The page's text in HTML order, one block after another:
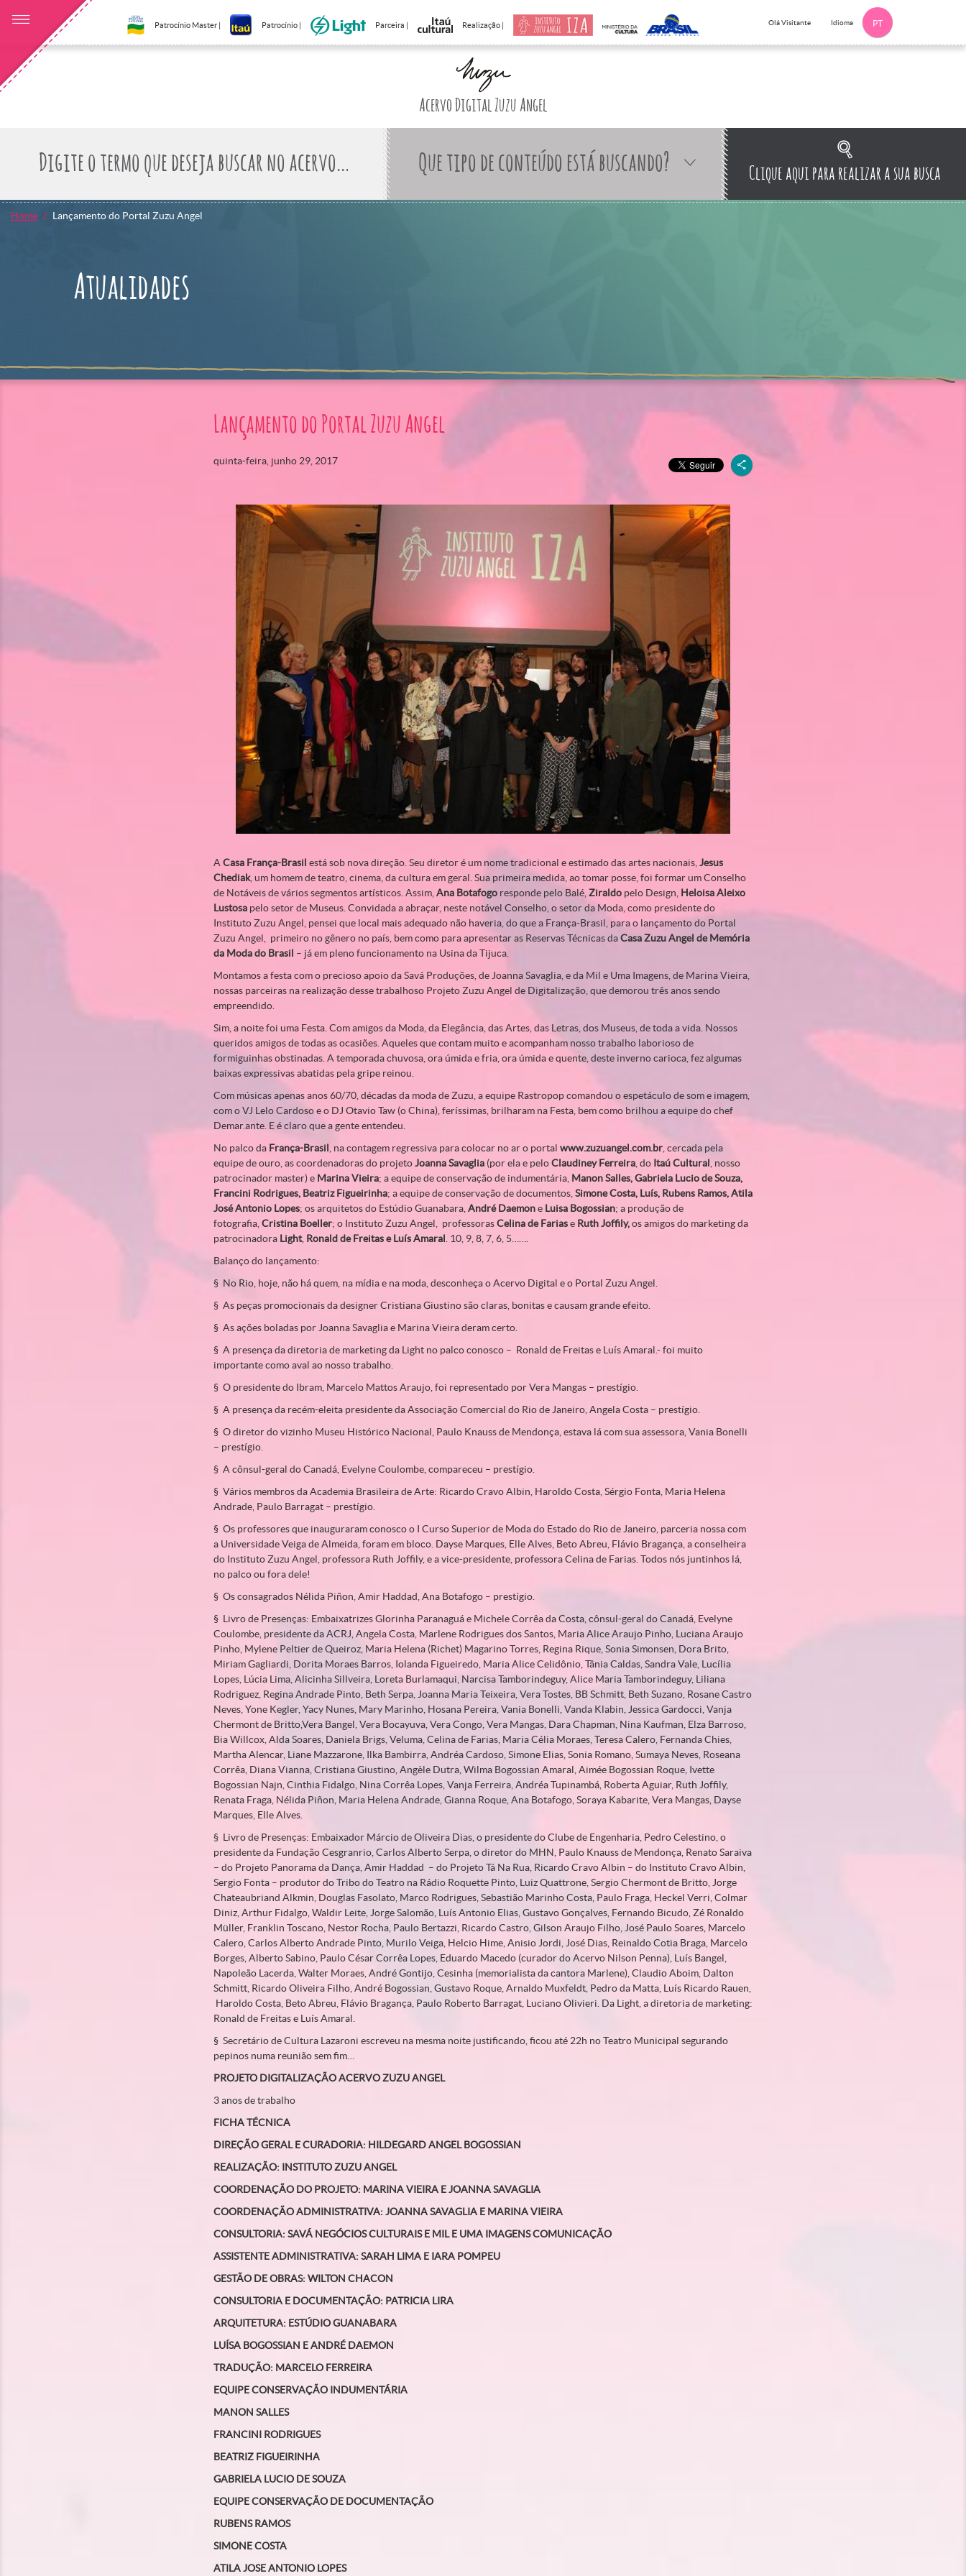
Patrocínio Master | Patrocínio | Parceira | Realização | Olá Visitante Idioma PT
Acervo Digital Zuzu Angel
Que tipo de conteúdo está buscando? Clique aqui para realizar a sua busca
Home Lançamento do Portal Zuzu Angel
Atualidades
Lançamento do Portal Zuzu Angel
quinta-feira, junho 29, 2017
A Casa França-Brasil está sob nova direção. Seu diretor é um nome tradicional e estimado das artes nacionais, Jesus
Chediak, um homem de teatro, cinema, da cultura em geral. Sua primeira medida, ao tomar posse, foi formar um Conselho
de Notáveis de vários segmentos artísticos. Assim, Ana Botafogo responde pelo Balé, Ziraldo pelo Design, Heloisa Aleixo
Lustosa pelo setor de Museus. Convidada a abraçar, neste notável Conselho, o setor da Moda, como presidente do
Instituto Zuzu Angel, pensei que local mais adequado não haveria, do que a França-Brasil, para o lançamento do Portal
Zuzu Angel, primeiro no gênero no país, bem como para apresentar as Reservas Técnicas daCasa Zuzu Angel de Memória
da Moda do Brasil – já em pleno funcionamento na Usina da Tijuca.
Montamos a festa com o precioso apoio da Savá Produções, de Joanna Savaglia, e da Mil e Uma Imagens, de Marina Vieira,
nossas parceiras na realização desse trabalhoso Projeto Zuzu Angel de Digitalização, que demorou três anos sendo
empreendido.
Sim, a noite foi uma Festa. Com amigos da Moda, da Elegância, das Artes, das Letras, dos Museus, de toda a vida. Nossos
queridos amigos de todas as ocasiões. Aqueles que contam muito e acompanham nosso trabalho laborioso de
formiguinhas obstinadas. A temporada chuvosa, ora úmida e fria, ora úmida e quente, deste inverno carioca, fez algumas
baixas expressivas abatidas pela gripe reinou.
Com músicas apenas anos 60/70, décadas da moda de Zuzu, a equipe Rastropop comandou o espetáculo de som e imagem,
com o VJ Lelo Cardoso e o DJ Otavio Taw (o China), feríssimas, brilharam na Festa, bem como brilhou a equipe do chef
Demar.ante. E é claro que a gente entendeu.
No palco da França-Brasil , na contagem regressiva para colocar no ar o portal www.zuzuangel.com.br , cercada pela
equipe de ouro, as coordenadoras do projetoJoanna Savaglia (por ela e peloClaudiney Ferreira , do Itaú Cultural , nosso
patrocinador master) e Marina Vieira; a equipe de conservação de indumentária, Manon Salles, Gabriela Lucio de Souza,
Francini Rodrigues, Beatriz Figueirinha; a equipe de conservação de documentos, Simone Costa, Luís, Rubens Ramos, Atila
José Antonio Lopes; os arquitetos do Estúdio Guanabara, André Daemone Luisa Bogossian; a produção de
fotografia, Cristina Boeller; o Instituto Zuzu Angel, professorasCelina de Fariase Ruth Joffily,os amigos do marketing da
patrocinadora Light, Ronald de Freitas e Luís Amaral . 10, 9, 8, 7, 6, 5…….
Balanço do lançamento:
§ No Rio, hoje, não há quem, na mídia e na moda, desconheça o Acervo Digital e o Portal Zuzu Angel.
§ As peças promocionais da designer Cristiana Giustino são claras, bonitas e causam grande efeito.
§ As ações boladas por Joanna Savaglia e Marina Vieira deram certo.
§ A presença da diretoria de marketing da Light no palco conosco – Ronald de Freitas e Luís Amaral.- foi muito
importante como aval ao nosso trabalho.
§ O presidente do Ibram, Marcelo Mattos Araujo, foi representado por Vera Mangas – prestígio.
§ A presença da recém-eleita presidente da Associação Comercial do Rio de Janeiro, Angela Costa – prestígio.
§ O diretor do vizinho Museu Histórico Nacional, Paulo Knauss de Mendonça, estava lá com sua assessora, Vania Bonelli
– prestígio.
§ A cônsul-geral do Canadá, Evelyne Coulombe, compareceu – prestígio.
§ Vários membros da Academia Brasileira de Arte: Ricardo Cravo Albin, Haroldo Costa, Sérgio Fonta, Maria Helena
Andrade, Paulo Barragat – prestígio.
§ Os professores que inauguraram conosco o I Curso Superior de Moda do Estado do Rio de Janeiro, parceria nossa com
a Universidade Veiga de Almeida, foram em bloco. Dayse Marques, Elle Alves, Beto Abreu, Flávio Bragança, a conselheira
do Instituto Zuzu Angel, professora Ruth Joffily, e a vice-presidente, professora Celina de Farias. Todos nós juntinhos lá,
no palco ou fora dele!
§ Os consagrados Nélida Piñon, Amir Haddad, Ana Botafogo – prestígio.
§ Livro de Presenças: Embaixatrizes Glorinha Paranaguá e Michele Corrêa da Costa, cônsul-geral do Canadá, Evelyne
Coulombe, presidente da ACRJ, Angela Costa, Marlene Rodrigues dos Santos, Maria Alice Araujo Pinho, Luciana Araujo
Pinho, Mylene Peltier de Queiroz, Maria Helena (Richet) Magarino Torres, Regina Rique, Sonia Simonsen, Dora Brito,
Miriam Gagliardi, Dorita Moraes Barros, Iolanda Figueiredo, Maria Alice Celidônio, Tânia Caldas, Sandra Vale, Lucília
Lopes, Lúcia Lima, Alicinha Sillveira, Loreta Burlamaqui, Narcisa Tamborindeguy, Alice Maria Tamborindeguy, Liliana
Rodriguez, Regina Andrade Pinto, Beth Serpa, Joanna Maria Teixeira, Vera Tostes, BB Schmitt, Beth Suzano, Rosane Castro
Neves, Yone Kegler, Yacy Nunes, Mary Marinho, Hosana Pereira, Vania Bonelli, Vanda Klabin, Jessica Gardocci, Vanja
Chermont de Britto,Vera Bangel, Vera Bocayuva, Vera Congo, Vera Mangas, Dara Chapman, Nina Kaufman, Elza Barroso,
Bia Willcox, Alda Soares, Daniela Brigs, Veluma, Celina de Farias, Maria Célia Moraes, Teresa Calero, Fernanda Chies,
Martha Alencar, Liane Mazzarone, Ilka Bambirra, Andréa Cardoso, Simone Elias, Sonia Romano, Sumaya Neves, Roseana
Corrêa, Diana Vianna, Cristiana Giustino, Angèle Dutra, Wilma Bogossian Amaral, Aimée Bogossian Roque, Ivette
Bogossian Najn, Cinthia Fidalgo, Nina Corrêa Lopes, Vanja Ferreira, Andréa Tupinambá, Roberta Aguiar, Ruth Joffily,
Renata Fraga, Nélida Piñon, Maria Helena Andrade, Gianna Roque, Ana Botafogo, Soraya Kabarite, Vera Mangas, Dayse
Marques, Elle Alves.
§ Livro de Presenças: Embaixador Márcio de Oliveira Dias, o presidente do Clube de Engenharia, Pedro Celestino, o
presidente da Fundação Cesgranrio, Carlos Alberto Serpa, o diretor do MHN, Paulo Knauss de Mendonça, Renato Saraiva
– do Projeto Panorama da Dança, Amir Haddad – do Projeto Tá Na Rua, Ricardo Cravo Albin – do Instituto Cravo Albin,
Sergio Fonta – produtor do Tribo do Teatro na Rádio Roquette Pinto, Luiz Quattrone, Sergio Chermont de Britto, Jorge
Chateaubriand Alkmin, Douglas Fasolato, Marco Rodrigues, Sebastião Marinho Costa, Paulo Fraga, Heckel Verri, Colmar
Diniz, Arthur Fidalgo, Waldir Leite, Jorge Salomão, Luís Antonio Elias, Gustavo Gonçalves, Fernando Bicudo, Zé Ronaldo
Müller, Franklin Toscano, Nestor Rocha, Paulo Bertazzi, Ricardo Castro, Gilson Araujo Filho, José Paulo Soares, Marcelo
Calero, Carlos Alberto Andrade Pinto, Murilo Veiga, Helcio Hime, Anisio Jordi, José Dias, Reinaldo Cotia Braga, Marcelo
Borges, Alberto Sabino, Paulo César Corrêa Lopes, Eduardo Macedo (curador do Acervo Nilson Penna), Luís Bangel,
Napoleão Lacerda, Walter Moraes, André Gontijo, Cesinha (memorialista da cantora Marlene), Claudio Aboim, Dalton
Schmitt, Ricardo Oliveira Filho, André Bogossian, Gustavo Roque, Arnaldo Muxfeldt, Pedro da Matta, Luís Ricardo Rauen,
Haroldo Costa, Beto Abreu, Flávio Bragança, Paulo Roberto Barragat, Luciano Olivieri. Da Light, a diretoria de marketing:
Ronald de Freitas e Luís Amaral.
§ Secretário de Cultura Lazaroni escreveu na mesma noite justificando, ficou até 22h no Teatro Municipal segurando
pepinos numa reunião sem fim…
PROJETO DIGITALIZAÇÃO ACERVO ZUZU ANGEL
3 anos de trabalho
FICHA TÉCNICA
DIREÇÃO GERAL E CURADORIA: HILDEGARD ANGEL BOGOSSIAN
REALIZAÇÃO: INSTITUTO ZUZU ANGEL
COORDENAÇÃO DO PROJETO: MARINA VIEIRA E JOANNA SAVAGLIA
COORDENAÇÃO ADMINISTRATIVA: JOANNA SAVAGLIA E MARINA VIEIRA
CONSULTORIA: SAVÁ NEGÓCIOS CULTURAIS E MIL E UMA IMAGENS COMUNICAÇÃO
ASSISTENTE ADMINISTRATIVA: SARAH LIMA E IARA POMPEU
GESTÃO DE OBRAS: WILTON CHACON
CONSULTORIA E DOCUMENTAÇÃO: PATRICIA LIRA
ARQUITETURA: ESTÚDIO GUANABARA
LUÍSA BOGOSSIAN E ANDRÉ DAEMON
TRADUÇÃO: MARCELO FERREIRA
EQUIPE CONSERVAÇÃO INDUMENTÁRIA
MANON SALLES
FRANCINI RODRIGUES
BEATRIZ FIGUEIRINHA
GABRIELA LUCIO DE SOUZA
EQUIPE CONSERVAÇÃO DE DOCUMENTAÇÃO
RUBENS RAMOS
SIMONE COSTA
ATILA JOSE ANTONIO LOPES